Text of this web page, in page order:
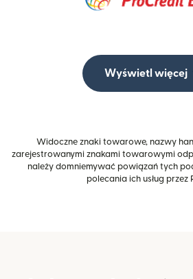
Wyświetl więcej
Widoczne znaki towarowe, nazwy
zarejestrowanymi znakami towarowymi
należy domniemywać powiązań tych
polecania ich usług przez